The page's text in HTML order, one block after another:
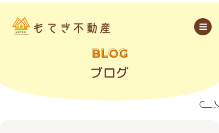
内
BLOG
ブログ